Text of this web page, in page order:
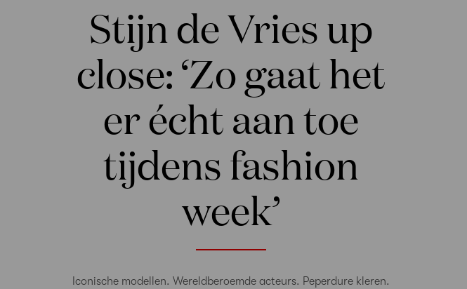
Stijn de Vries up
close: ‘Zo gaat het
er écht aan toe
tijdens fashion
week’
Iconische modellen. Wereldberoemde acteurs. Peperdure kleren.